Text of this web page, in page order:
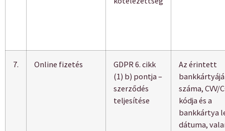
7. Online fizetés
GDPR 6. cikk
(1) b) pontja –
szerződés
teljesítése
Az érintett
száma, CVV/
kódja és a
bankkártya
dátuma,